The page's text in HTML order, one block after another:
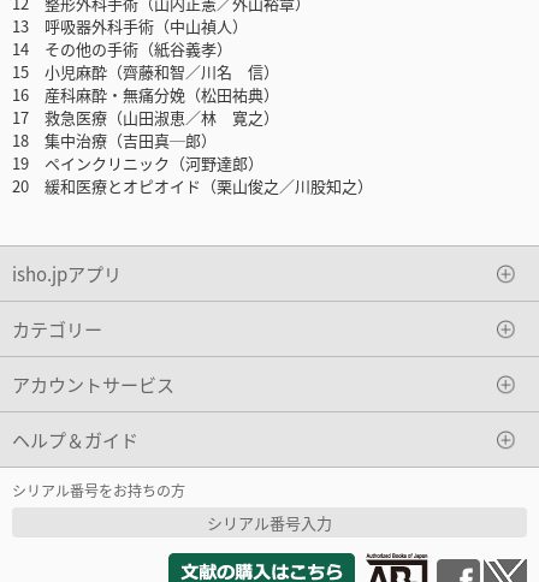
13 呼吸器外科手術（中山禎人）
14 その他の手術（紙谷義孝）
15 小児麻酔（齊藤和智／川名 信）
16 産科麻酔・無痛分娩（松田祐典）
17 救急医療（山田淑恵／林 寛之）
18 集中治療（吉田真─郎）
19 ペインクリニック（河野達郎）
20 緩和医療とオピオイド（栗山俊之／川股知之）
isho.jpアプリ
カテゴリー
アカウントサービス
ヘルプ＆ガイド
シリアル番号をお持ちの方
シリアル番号入力